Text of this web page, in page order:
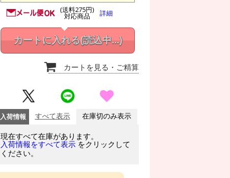
(送料275円)
対応商品 詳細
カートに入れる(読込中...)
カートを見る ・ご精算
入荷情報 すべて表示 在庫切のみ表示
現在すべて在庫があります。
入荷情報をすべて表示 をクリックして
ください。